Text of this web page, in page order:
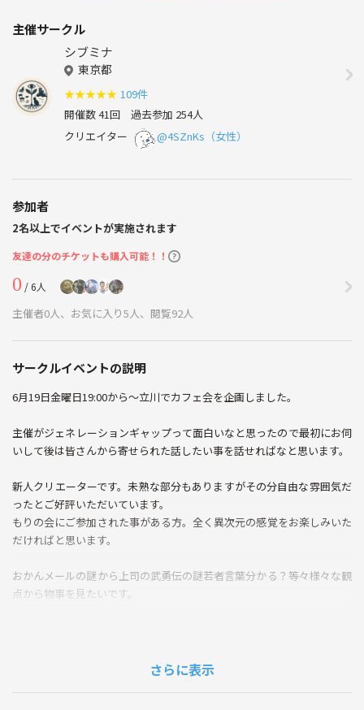
主催サークル
シブミナ
東京都
★★★★★ 109件
開催数 41回 過去参加 254人
クリエイター
@4SZnKs（女性）
参加者
2名以上でイベントが実施されます
友達の分のチケットも購入可能！！
0 / 6人
主催者0人、お気に入り5人、閲覧92人
サークルイベントの説明
6月19日金曜日19:00から～立川でカフェ会を企画しました。
主催がジェネレーションギャップって面白いなと思ったので最初にお伺
いして後は皆さんから寄せられた話したい事を話せればなと思います。
新人クリエーターです。未熟な部分もありますがその分自由な雰囲気だ
ったとご好評いただいています。
もりの会にご参加された事がある方。全く異次元の感覚をお楽しみいた
だければと思います。
おかんメールの謎から上司の武勇伝の謎若者言葉分かる？等々様々な観
点から物事を見たいです。
わざわざ集まる程の事では無さそうな事を集まってリアルで話すことが
さらに表示